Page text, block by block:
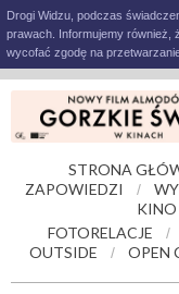
Drogi Widzu, podczas
prawach. Informujemy również,
wycofać zgodę na
STRONA
ZAPOWIEDZI /
KINO
FOTORELACJE
/
OUTSIDE
/ OPEN